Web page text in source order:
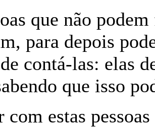
que não
para depois
contá-las: elas
que isso
com estas